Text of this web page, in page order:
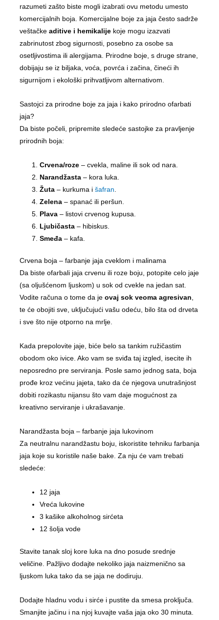
razumeti zašto biste mogli izabrati ovu metodu umesto
komercijalnih boja. Komercijalne boje za jaja često sadrže
veštačke aditive i hemikalije koje mogu izazvati
zabrinutost zbog sigurnosti, posebno za osobe sa
osetljivostima ili alergijama. Prirodne boje, s druge strane,
dobijaju se iz biljaka, voća, povrća i začina, čineći ih
sigurnijom i ekološki prihvatljivom alternativom.
Sastojci za prirodne boje za jaja i kako prirodno ofarbati
jaja?
Da biste počeli, pripremite sledeće sastojke za pravljenje
prirodnih boja:
Crvena/roze – cvekla, maline ili sok od nara.
Narandžasta – kora luka.
Žuta – kurkuma išafran
Zelena– spanać ili peršun.
Plava– listovi crvenog kupusa.
Ljubičasta– hibiskus.
Smeđa– kafa.
Crvena boja – farbanje jaja cveklom i malinama
Da biste ofarbali jaja crvenu ili roze boju, potopite celo jaje
(sa oljušćenom ljuskom) u sok od cvekle na jedan sat.
Vodite računa o tome da je ovaj sok veoma agresivan,
te će obojiti sve, uključujući vašu odeću, bilo šta od drveta
i sve što nije otporno na mrlje.
Kada prepolovite jaje, biće belo sa tankim ružičastim
obodom oko ivice. Ako vam se sviđa taj izgled, isecite ih
neposredno pre serviranja. Posle samo jednog sata, boja
prođe kroz većinu jajeta, tako da će njegova unutrašnjost
dobiti rozikastu nijansu što vam daje mogućnost za
kreativno serviranje i ukrašavanje.
Narandžasta boja – farbanje jaja lukovinom
Za neutralnu narandžastu boju, iskoristite tehniku farbanja
jaja koje su koristile naše bake. Za nju će vam trebati
sledeće:
12 jaja
Vreća lukovine
3 kašike alkoholnog sirćeta
12 šolja vode
Stavite tanak sloj kore luka na dno posude srednje
veličine. Pažljivo dodajte nekoliko jaja naizmenično sa
ljuskom luka tako da se jaja ne dodiruju.
Dodajte hladnu vodu i sirće i pustite da smesa proključa.
Smanjite jačinu i na njoj kuvajte vaša jaja oko 30 minuta.